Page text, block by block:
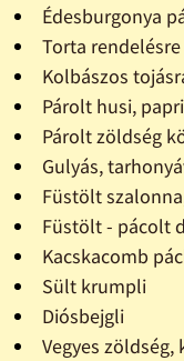
Édesburgonya
Torta rendelésre
Kolbászos
Párolt husi,
Párolt zöldség
Gulyás,
Füstölt
Füstölt - pácolt
Kacskacomb
Sült krumpli
Diósbejgli
Vegyes zöldség,